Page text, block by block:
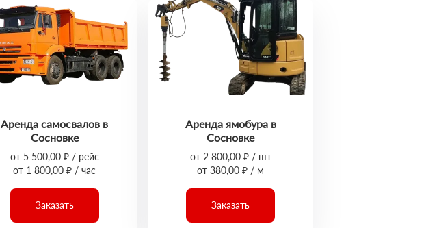
Аренда самосвалов в
Сосновке
от 5 500,00 ₽ / рейс
от 1 800,00 ₽ / час
Заказать
Аренда ямобура в
Сосновке
от 2 800,00 ₽ / шт
от 380,00 ₽ / м
Заказать